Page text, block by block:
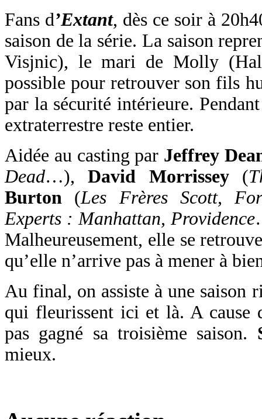
Fans d’Extant, dès ce soir à
saison de la série. La saison
Visjnic), le mari de Molly
possible pour retrouver son fils
par la sécurité intérieure.
extraterrestre reste entier.
Aidée au casting par Jeffrey
Dead…),David Morrissey(
Burton (Les Frères Scott,
Experts : Manhattan, Providence
Malheureusement, elle se
qu’elle n’arrive pas à mener à
Au final, on assiste à une saison
qui fleurissent ici et là. A cause
pas gagné sa troisième saison.
mieux.